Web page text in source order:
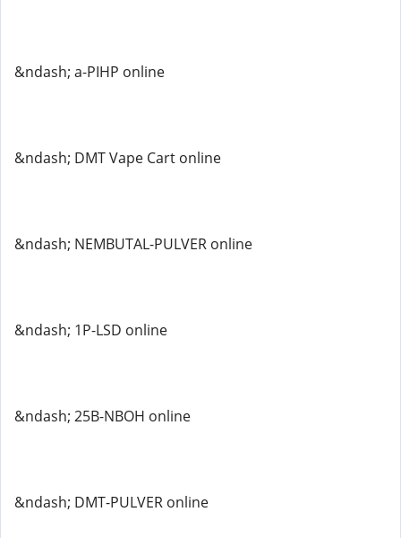
&ndash; a-PIHP online
&ndash; DMT Vape Cart online
&ndash; NEMBUTAL-PULVER online
&ndash; 1P-LSD online
&ndash; 25B-NBOH online
&ndash; DMT-PULVER online